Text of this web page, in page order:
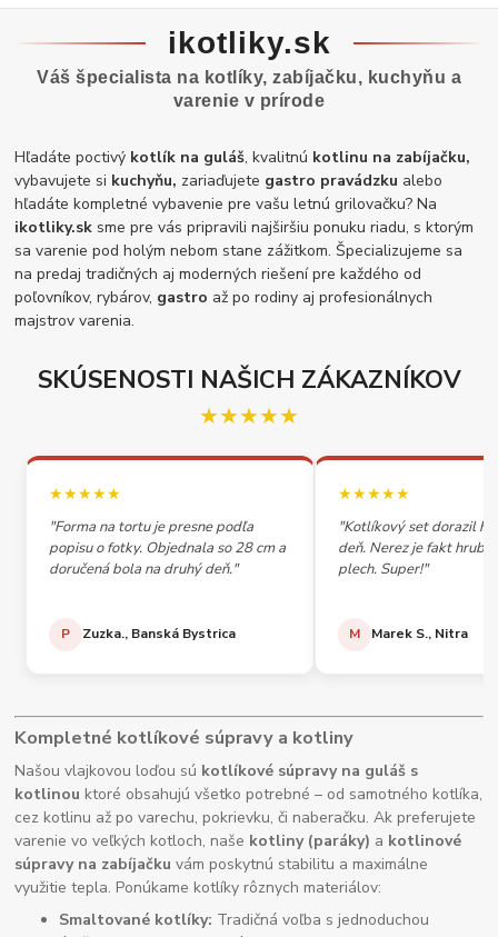
ikotliky.sk
Váš špecialista na kotlíky, zabíjačku, kuchyňu a
varenie v prírode
Hľadáte poctivý kotlík na guláš, kvalitnú kotlinu na zabíjačku,
vybavujete si kuchyňu, zariaďujete gastro pravádzku alebo
hľadáte kompletné vybavenie pre vašu letnú grilovačku? Na
ikotliky.sk sme pre vás pripravili najširšiu ponuku riadu, s ktorým
sa varenie pod holým nebom stane zážitkom. Špecializujeme sa
na predaj tradičných aj moderných riešení pre každého od
poľovníkov, rybárov, gastro až po rodiny aj profesionálnych
majstrov varenia.
SKÚSENOSTI NAŠICH ZÁKAZNÍKOV
★★★★★
★★★★★
"Forma na tortu je presne podľa
popisu o fotky. Objednala so 28 cm a
doručená bola na druhý deň."
P Zuzka., Banská Bystrica
★★★★★
"Kotlíkový set dorazil
deň. Nerez je fakt
plech. Super!"
M Marek S., Nitra
Kompletné kotlíkové súpravy a kotliny
Našou vlajkovou loďou sú kotlíkové súpravy na guláš s
kotlinou ktoré obsahujú všetko potrebné – od samotného kotlíka,
cez kotlinu až po varechu, pokrievku, či naberačku. Ak preferujete
varenie vo veľkých kotloch, naše kotliny (paráky) a kotlinové
súpravy na zabíjačku vám poskytnú stabilitu a maximálne
využitie tepla. Ponúkame kotlíky rôznych materiálov:
Smaltované kotlíky: Tradičná voľba s jednoduchou